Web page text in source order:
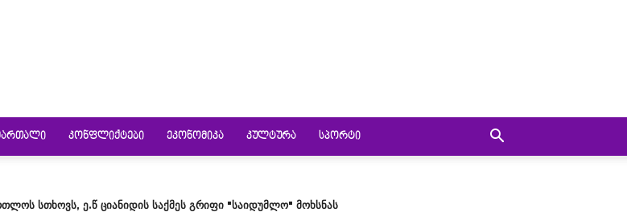
ᲙᲝᲜᲤᲚᲘᲥᲢᲔᲑᲘ ᲔᲙᲝᲜᲝᲛᲘᲙᲐ ᲙᲣᲚᲢᲣᲠᲐ ᲡᲞᲝᲠᲢᲘ
სთხოვს, ე.წ ციანიდის საქმეს გრიფი "საიდუმლო" მოხსნას